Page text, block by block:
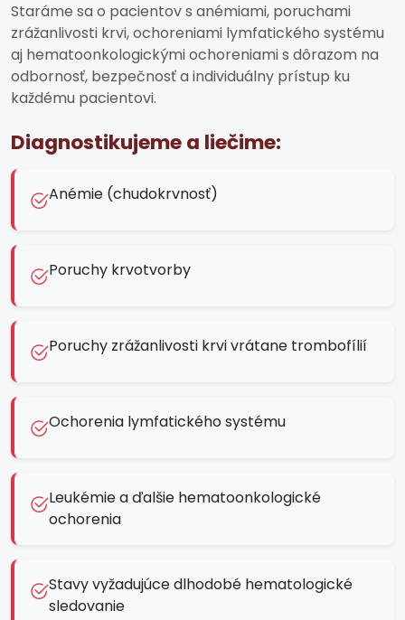
Staráme sa o pacientov s anémiami, poruchami
zrážanlivosti krvi, ochoreniami lymfatického systému
aj hematoonkologickými ochoreniami s dôrazom na
odbornosť, bezpečnosť a individuálny prístup ku
každému pacientovi.
Diagnostikujeme a liečime:
Anémie (chudokrvnosť)
Poruchy krvotvorby
Poruchy zrážanlivosti krvi vrátane trombofílií
Ochorenia lymfatického systému
Leukémie a ďalšie hematoonkologické
ochorenia
Stavy vyžadujúce dlhodobé hematologické
sledovanie